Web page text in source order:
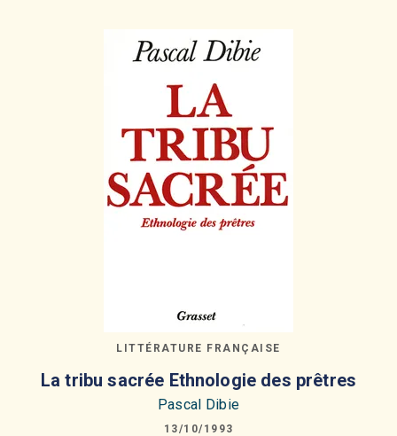
LITTÉRATURE FRANÇAISE
La tribu sacrée Ethnologie des prêtres
Pascal Dibie
13/10/1993